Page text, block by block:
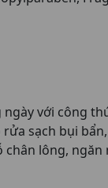
ngày với công
rửa sạch bụi
chân lông, ngăn